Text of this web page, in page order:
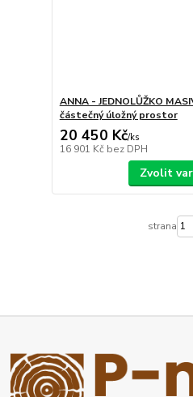
ANNA - JEDNOLŮŽKO
částečný úložný prostor
20 450 Kč/ks
16 901 Kč bez DPH
Zvolit
strana